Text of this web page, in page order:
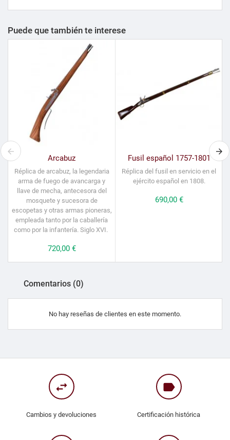
Puede que también te interese
Arcabuz
Réplica de arcabuz, la legendaria
arma de fuego de avancarga y
llave de mecha, antecesora del
mosquete y sucesora de
escopetas y otras armas pioneras,
empleada tanto por la caballería
como por la infantería. Siglo XVI.
Precio
720,00 €
Fusil español 1757-1801
Réplica del fusil en servicio en el
ejército español en 1808.
Precio
690,00 €
Comentarios (0)
No hay reseñas de clientes en este momento.
swap_horiz
Cambios y devoluciones
label
Certificación histórica